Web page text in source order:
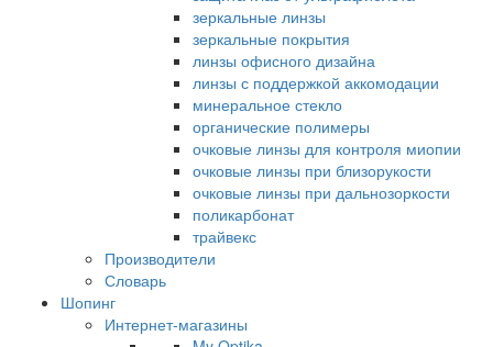
зеркальные линзы
зеркальные покрытия
линзы офисного дизайна
линзы с поддержкой аккомодации
минеральное стекло
органические полимеры
очковые линзы для контроля миопии
очковые линзы при близорукости
очковые линзы при дальнозоркости
поликарбонат
трайвекс
Производители
Словарь
Шопинг
Интернет-магазины